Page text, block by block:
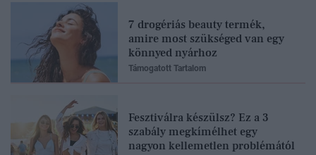
7 drogériás beauty termék,
amire most szükséged van egy
könnyed nyárhoz
Támogatott Tartalom
Fesztiválra készülsz? Ez a 3
szabály megkímélhet egy
nagyon kellemetlen problémától